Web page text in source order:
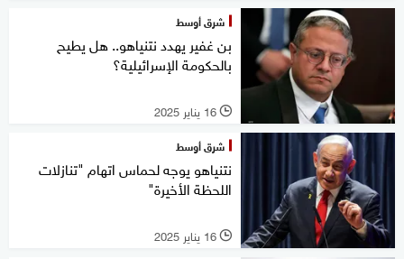
شرق أوسط
بن غفير يهدد نتنياهو.. هل يطيح
بالحكومة الإسرائيلية؟
l 16 يناير 2025
شرق أوسط
نتنياهو يوجه لحماس اتهام "تنازلات
اللحظة الأخيرة"
l 16 يناير 2025